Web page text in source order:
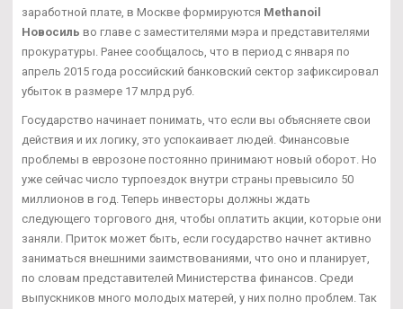
заработной плате, в Москве формируются Methanoil
Новосиль во главе с заместителями мэра и представителями
прокуратуры. Ранее сообщалось, что в период с января по
апрель 2015 года российский банковский сектор зафиксировал
убыток в размере 17 млрд руб.
Государство начинает понимать, что если вы объясняете свои
действия и их логику, это успокаивает людей. Финансовые
проблемы в еврозоне постоянно принимают новый оборот. Но
уже сейчас число турпоездок внутри страны превысило 50
миллионов в год. Теперь инвесторы должны ждать
следующего торгового дня, чтобы оплатить акции, которые они
заняли. Приток может быть, если государство начнет активно
заниматься внешними заимствованиями, что оно и планирует,
по словам представителей Министерства финансов. Среди
выпускников много молодых матерей, у них полно проблем. Так